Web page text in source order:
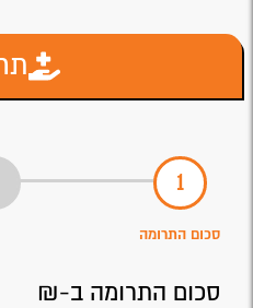
סכום התרומה
סכום התרומה ב-₪